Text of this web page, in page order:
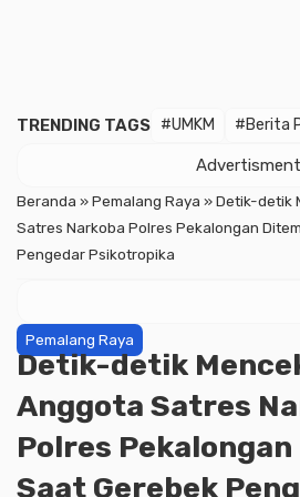
TRENDING TAGS #UMKM #Berita
Advertisment
Beranda »Pemalang Raya »Detik-detik
Satres Narkoba Polres Pekalongan
Pengedar Psikotropika
Pemalang Raya
Detik-detik
Anggota Satres
Polres
Saat Gerebek